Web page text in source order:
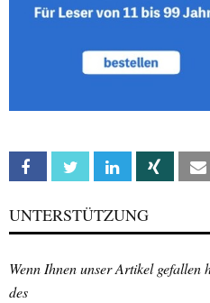
Facebook Twitter Linkedin Xing
UNTERSTÜTZUNG
Wenn Ihnen unser Artikel gefallen
des